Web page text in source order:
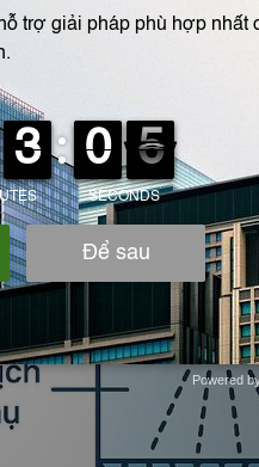
Powered
Zotabox